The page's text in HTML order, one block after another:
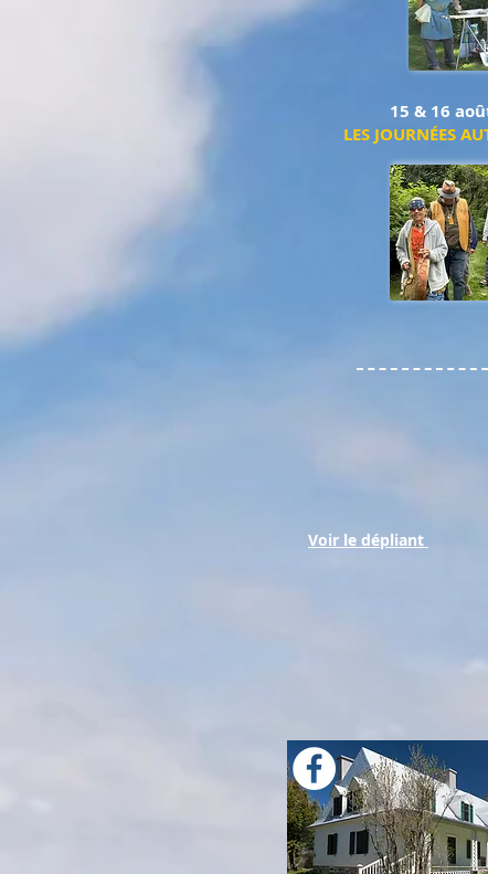
Voir le dépliant
15 & 16
LES JOURNÉES